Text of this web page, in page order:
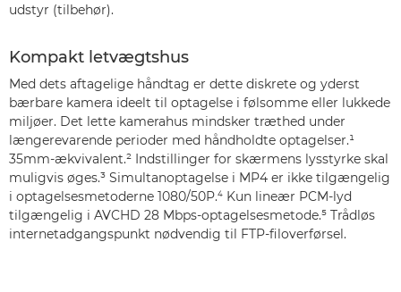
udstyr (tilbehør).
Kompakt letvægtshus
Med dets aftagelige håndtag er dette diskrete og yderst
bærbare kamera ideelt til optagelse i følsomme eller lukkede
miljøer. Det lette kamerahus mindsker træthed under
længerevarende perioder med håndholdte optagelser.¹
35mm-ækvivalent.² Indstillinger for skærmens lysstyrke skal
muligvis øges.³ Simultanoptagelse i MP4 er ikke tilgængelig
i optagelsesmetoderne 1080/50P.⁴ Kun lineær PCM-lyd
tilgængelig i AVCHD 28 Mbps-optagelsesmetode.⁵ Trådløs
internetadgangspunkt nødvendig til FTP-filoverførsel.